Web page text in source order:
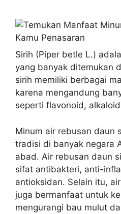
Sirih (Piper betle L.)
yang banyak ditemukan
sirih memiliki berbagai
karena mengandung
seperti flavonoid,
Minum air rebusan daun
tradisi di banyak negara
abad. Air rebusan daun
sifat antibakteri, anti-
antioksidan. Selain itu,
juga bermanfaat untuk
mengurangi bau mulut